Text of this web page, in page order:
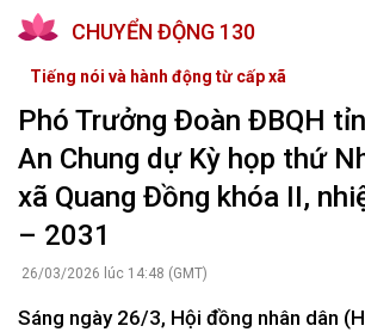
CHUYỂN ĐỘNG 130
Tiếng nói và hành động từ cấp xã
Phó Trưởng Đoàn ĐBQH
An Chung dự Kỳ họp thứ
xã Quang Đồng khóa II,
– 2031
26/03/2026 lúc 14:48 (GMT)
Sáng ngày 26/3, Hội đồng nhân dân